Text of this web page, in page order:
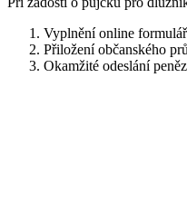
Vyplnění online
Přiložení občanského
Okamžité odeslání